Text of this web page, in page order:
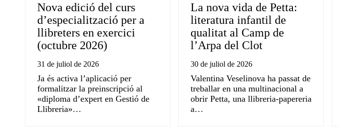
Nova edició del curs
d’especialització per a
llibreters en exercici
(octubre 2026)
31 de juliol de 2026
Ja és activa l’aplicació per
formalitzar la preinscripció al
«diploma d’expert en Gestió de
Llibreria»…
La nova vida de Petta:
literatura infantil de
qualitat al Camp de
l’Arpa del Clot
30 de juliol de 2026
Valentina Veselinova ha passat de
treballar en una multinacional a
obrir Petta, una llibreria-papereria
a…